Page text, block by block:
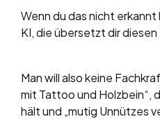
Wenn du das nicht
KI, die übersetzt dir
Man will also keine
mit Tattoo und Holzbein“,
hält und „mutig Unnützes